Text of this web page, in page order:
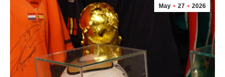
May 27 2026